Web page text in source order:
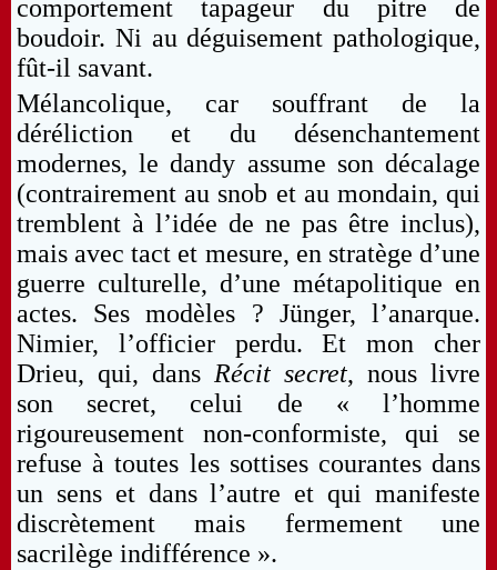
comportement tapageur du pitre de
boudoir. Ni au déguisement pathologique,
fût-il savant.
Mélancolique, car souffrant de la
déréliction et du désenchantement
modernes, le dandy assume son décalage
(contrairement au snob et au mondain, qui
tremblent à l’idée de ne pas être inclus),
mais avec tact et mesure, en stratège d’une
guerre culturelle, d’une métapolitique en
actes. Ses modèles ? Jünger, l’anarque.
Nimier, l’officier perdu. Et mon cher
Drieu, qui, dans Récit secret, nous livre
son secret, celui de « l’homme
rigoureusement non-conformiste, qui se
refuse à toutes les sottises courantes dans
un sens et dans l’autre et qui manifeste
discrètement mais fermement une
sacrilège indifférence ».